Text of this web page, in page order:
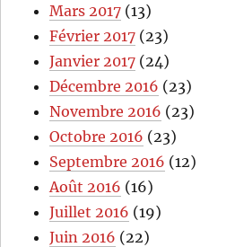
Mars 2017 (13)
Février 2017 (23)
Janvier 2017 (24)
Décembre 2016 (23)
Novembre 2016 (23)
Octobre 2016 (23)
Septembre 2016 (12)
Août 2016 (16)
Juillet 2016 (19)
Juin 2016 (22)